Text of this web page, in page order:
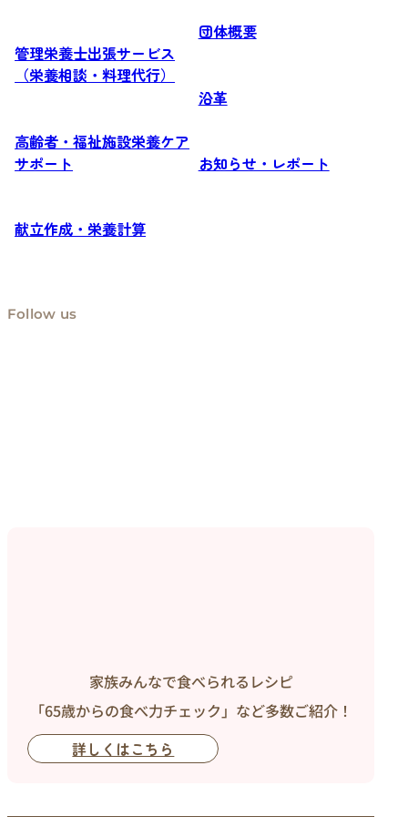
管理栄養士出張サービス
（栄養相談・料理代行）
高齢者・福祉施設栄養ケア
サポート
献立作成・栄養計算
団体概要
沿革
お知らせ・レポート
Follow us
家族みんなで食べられるレシピ
「65歳からの食べ力チェック」など多数ご紹介！
詳しくはこちら